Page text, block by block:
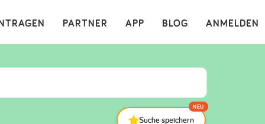
ANMELDEN
BLOG
APP
PARTNER ×
Suche speichern
NEU